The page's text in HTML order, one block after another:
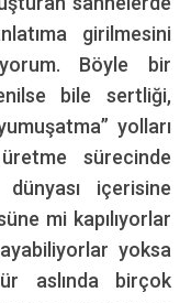
girilmesini
Böyle bir
bile sertliği,
yolları
sürecinde
içerisine
mi kapılıyorlar
yoksa
aslında birçok